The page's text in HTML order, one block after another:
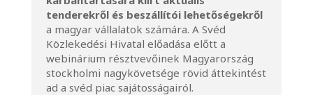
tenderekről és beszállítói lehetőségekről
a magyar vállalatok számára. A Svéd
Közlekedési Hivatal előadása előtt a
webinárium résztvevőinek Magyarország
stockholmi nagykövetsége rövid áttekintést
ad a svéd piac sajátosságairól.